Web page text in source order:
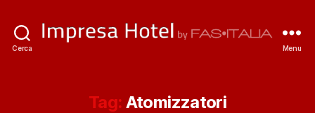
Cerca Menu
Tag: Atomizzatori